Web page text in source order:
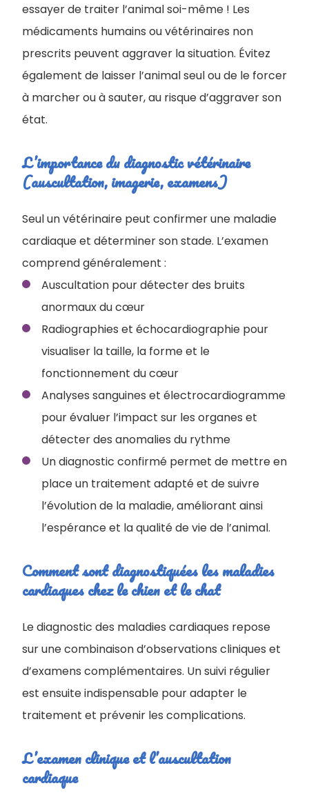
essayer de traiter l’animal soi-même ! Les
médicaments humains ou vétérinaires non
prescrits peuvent aggraver la situation. Évitez
également de laisser l’animal seul ou de le forcer
à marcher ou à sauter, au risque d’aggraver son
état.
L’importance du diagnostic vétérinaire
(auscultation, imagerie, examens)
Seul un vétérinaire peut confirmer une maladie
cardiaque et déterminer son stade. L’examen
comprend généralement :
Auscultation pour détecter des bruits
anormaux du cœur
Radiographies et échocardiographie pour
visualiser la taille, la forme et le
fonctionnement du cœur
Analyses sanguines et électrocardiogramme
pour évaluer l’impact sur les organes et
détecter des anomalies du rythme
Un diagnostic confirmé permet de mettre en
place un traitement adapté et de suivre
l’évolution de la maladie, améliorant ainsi
l’espérance et la qualité de vie de l’animal.
Comment sont diagnostiquées les maladies
cardiaques chez le chien et le chat
Le diagnostic des maladies cardiaques repose
sur une combinaison d’observations cliniques et
d’examens complémentaires. Un suivi régulier
est ensuite indispensable pour adapter le
traitement et prévenir les complications.
L’examen clinique et l’auscultation
cardiaque